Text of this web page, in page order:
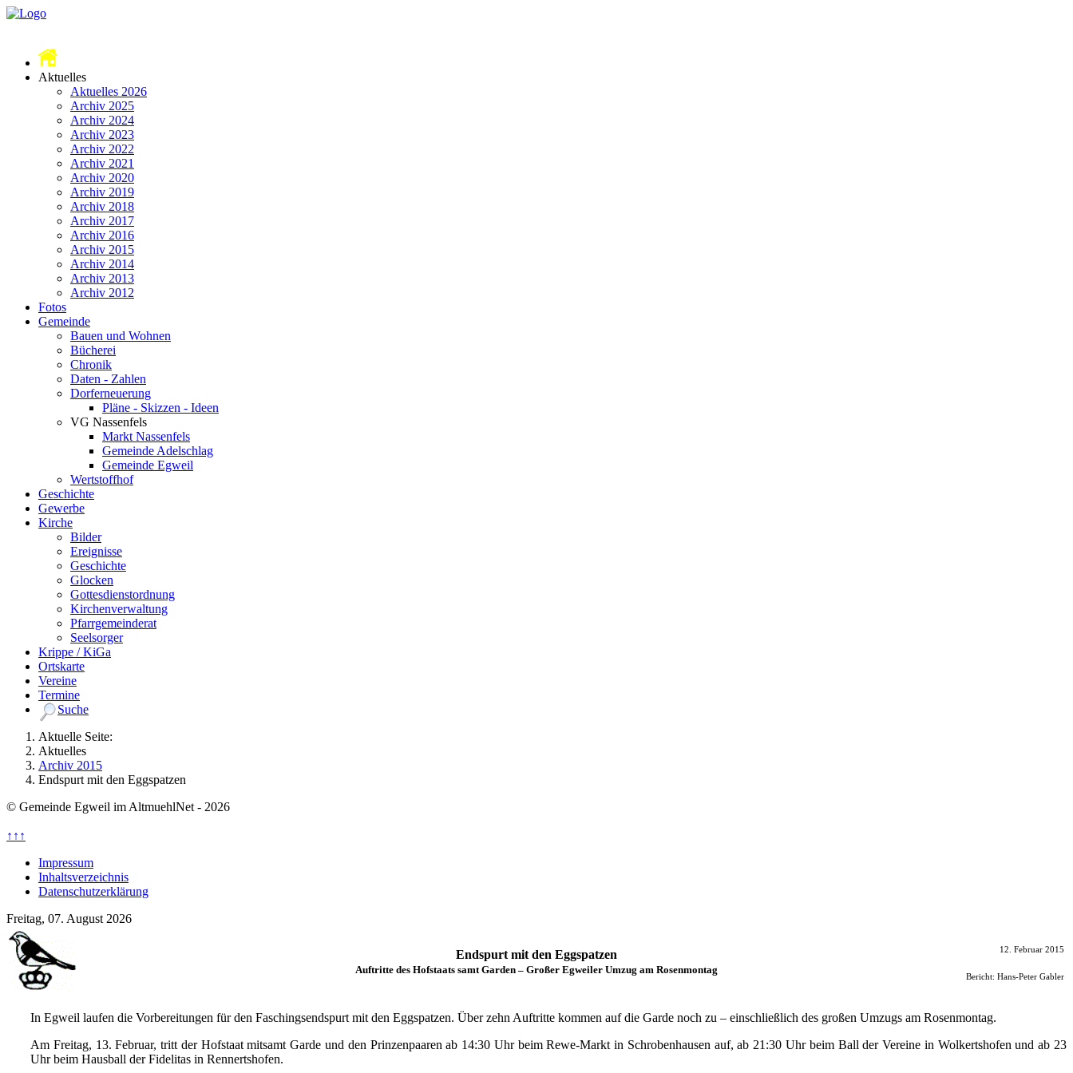
Aktuelles
Aktuelles 2026
Archiv 2025
Archiv 2024
Archiv 2023
Archiv 2022
Archiv 2021
Archiv 2020
Archiv 2019
Archiv 2018
Archiv 2017
Archiv 2016
Archiv 2015
Archiv 2014
Archiv 2013
Archiv 2012
Fotos
Gemeinde
Bauen und Wohnen
Bücherei
Chronik
Daten - Zahlen
Dorferneuerung
Pläne - Skizzen - Ideen
VG Nassenfels
Markt Nassenfels
Gemeinde Adelschlag
Gemeinde Egweil
Wertstoffhof
Geschichte
Gewerbe
Kirche
Bilder
Ereignisse
Geschichte
Glocken
Gottesdienstordnung
Kirchenverwaltung
Pfarrgemeinderat
Seelsorger
Krippe / KiGa
Ortskarte
Vereine
Termine
Suche
Aktuelle Seite:
Aktuelles
Archiv 2015
Endspurt mit den Eggspatzen
© Gemeinde Egweil im AltmuehlNet - 2026
↑↑↑
Impressum
Inhaltsverzeichnis
Datenschutzerklärung
Freitag, 07. August 2026
Endspurt mit den Eggspatzen
Auftritte des Hofstaats samt Garden – Großer Egweiler Umzug am Rosenmontag
12. Februar 2015
Bericht: Hans-Peter Gabler
In Egweil laufen die Vorbereitungen für den Faschingsendspurt mit den Eggspatzen. Über zehn Auftritte kommen auf die Garde noch zu – einschließlich des großen Umzugs am Rosenmontag.
Am Freitag, 13. Februar, tritt der Hofstaat mitsamt Garde und den Prinzenpaaren ab 14:30 Uhr beim Rewe-Markt in Schrobenhausen auf, ab 21:30 Uhr beim Ball der Vereine in Wolkertshofen und ab 23
Uhr beim Hausball der Fidelitas in Rennertshofen.